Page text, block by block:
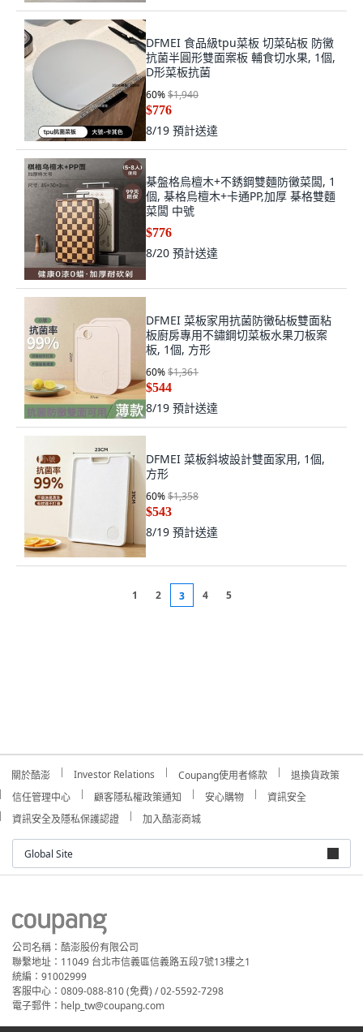
DFMEI 食品級tpu菜板 切菜砧板 防黴
抗菌半圓形雙面案板 輔食切水果, 1個,
D形菜板抗菌
60%$1,940
$776
8/19 預計送達
棊盤格烏檀木+不銹鋼雙麵防黴菜闆, 1
個, 棊格烏檀木+卡通PP,加厚 棊格雙麵
菜闆 中號
$776
8/20 預計送達
DFMEI 菜板家用抗菌防黴砧板雙面粘
板廚房專用不鏽鋼切菜板水果刀板案
板, 1個, 方形
60%$1,361
$544
8/19 預計送達
DFMEI 菜板斜坡設計雙面家用, 1個,
方形
60%$1,358
$543
8/19 預計送達
1 2 3 4 5
關於酷澎 Investor Relations Coupang使用者條款
退換貨政策
信任管理中心
顧客隱私權政策通知 安心購物
資訊安全
資訊安全及隱私保護認證
加入酷澎商城
Global Site
公司名稱：酷澎股份有限公司
聯繫地址：11049 台北市信義區信義路五段7號13樓之1
統編：91002999
客服中心：0809-088-810 (免費) / 02-5592-7298
電子郵件：help_tw@coupang.com